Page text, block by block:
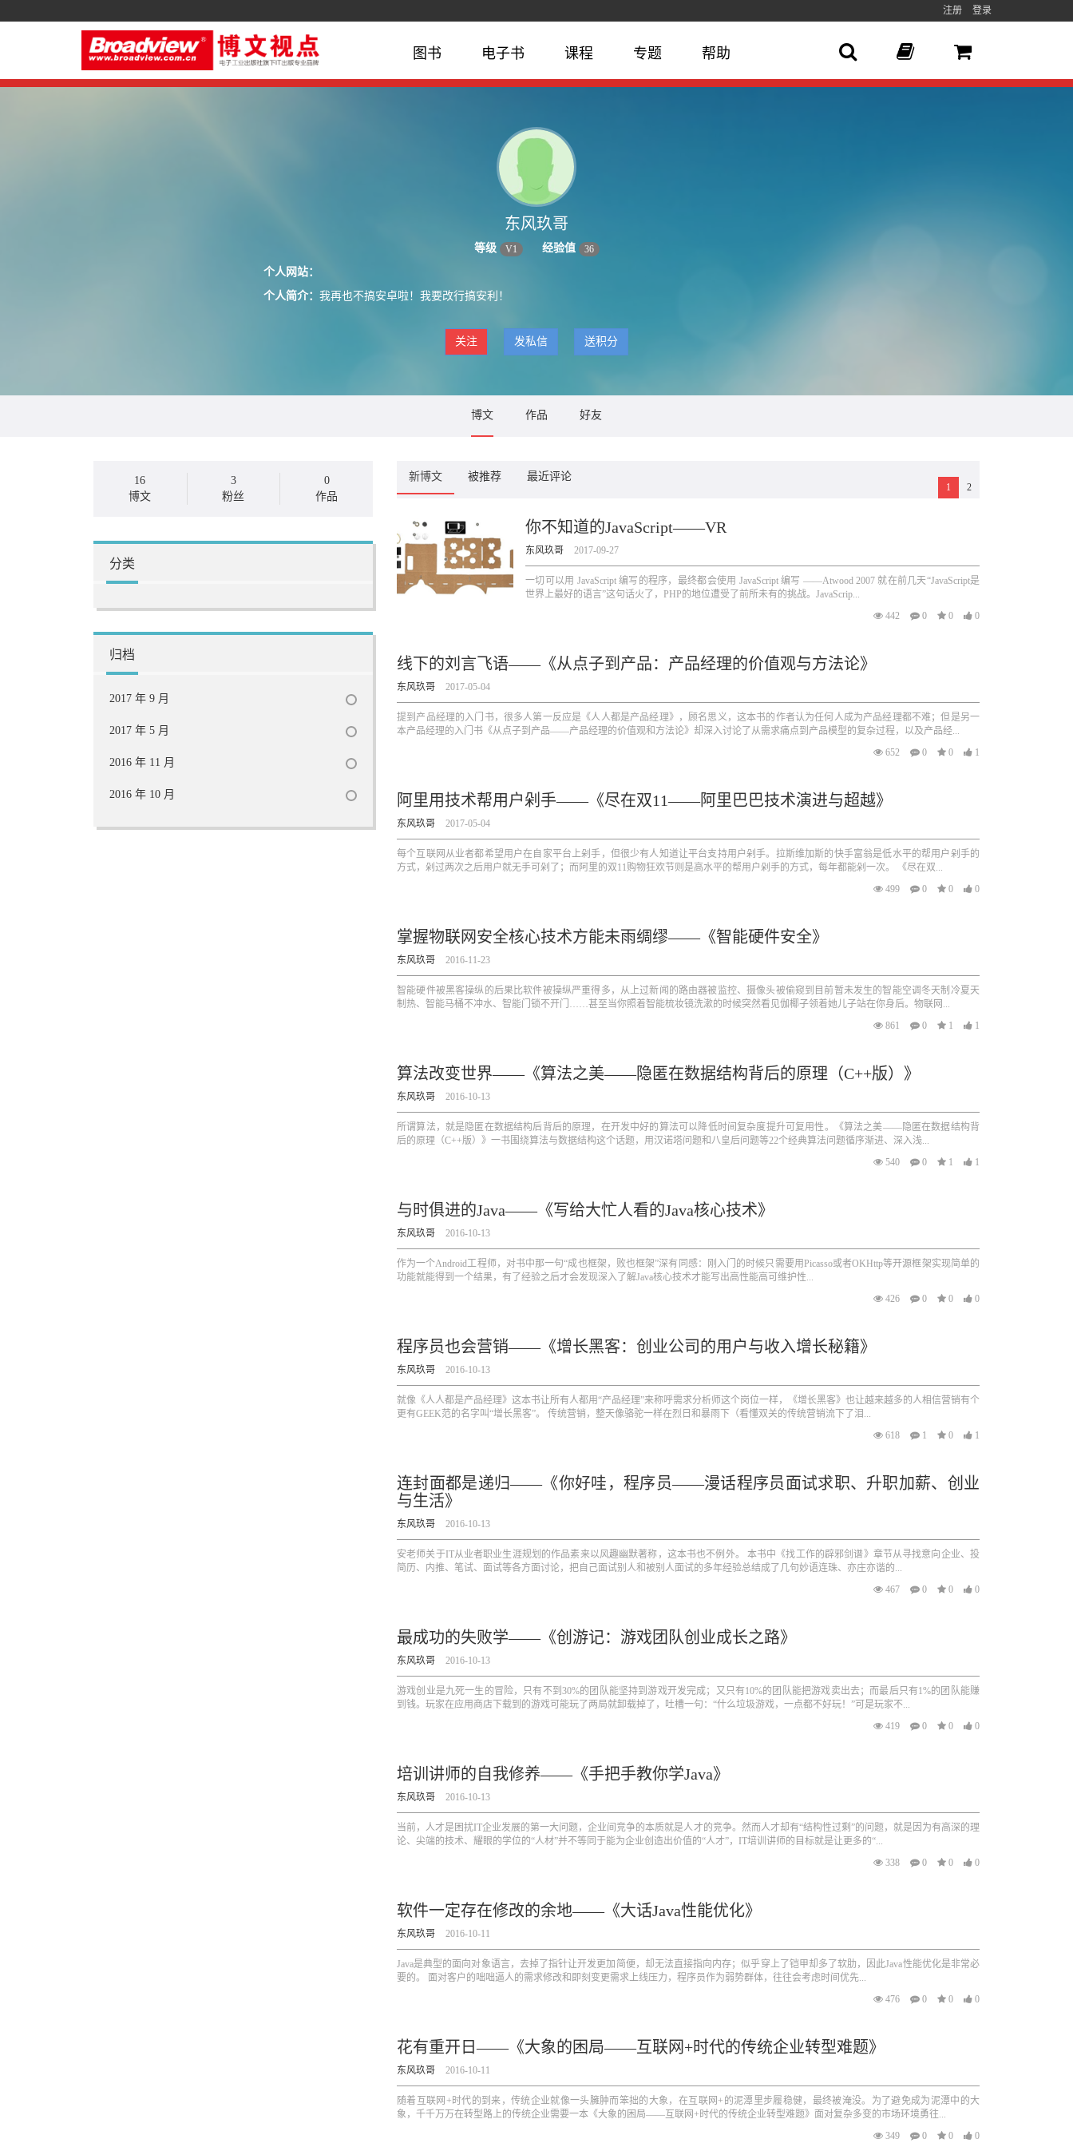
注册 登录
图书 电子书 课程 专题 帮助
东风玖哥
等级 V1 经验值 36
个人网站：
个人简介： 我再也不搞安卓啦！我要改行搞安利！
关注 发私信 送积分
博文 作品 好友
16
博文
3
粉丝
0
作品
分类
归档
2017 年 9 月
2017 年 5 月
2016 年 11 月
2016 年 10 月
新博文 被推荐 最近评论
1 2
你不知道的JavaScript——VR
东风玖哥 2017-09-27
一切可以用 JavaScript 编写的程序，最终都会使用 JavaScript 编写 ——Atwood 2007 就在前几天“JavaScript是
世界上最好的语言”这句话火了，PHP的地位遭受了前所未有的挑战。JavaScrip...
442
0 0 0
线下的刘言飞语——《从点子到产品：产品经理的价值观与方法论》
东风玖哥 2017-05-04
提到产品经理的入门书，很多人第一反应是《人人都是产品经理》，顾名思义，这本书的作者认为任何人成为产品经理都不难；但是另一
本产品经理的入门书《从点子到产品——产品经理的价值观和方法论》却深入讨论了从需求痛点到产品模型的复杂过程，以及产品经...
652
0 0 1
阿里用技术帮用户剁手——《尽在双11——阿里巴巴技术演进与超越》
东风玖哥 2017-05-04
每个互联网从业者都希望用户在自家平台上剁手，但很少有人知道让平台支持用户剁手。拉斯维加斯的快手富翁是低水平的帮用户剁手的
方式，剁过两次之后用户就无手可剁了；而阿里的双11购物狂欢节则是高水平的帮用户剁手的方式，每年都能剁一次。 《尽在双...
499
0 0 0
掌握物联网安全核心技术方能未雨绸缪——《智能硬件安全》
东风玖哥 2016-11-23
智能硬件被黑客操纵的后果比软件被操纵严重得多，从上过新闻的路由器被监控、摄像头被偷窥到目前暂未发生的智能空调冬天制冷夏天
制热、智能马桶不冲水、智能门锁不开门……甚至当你照着智能梳妆镜洗漱的时候突然看见伽椰子领着她儿子站在你身后。物联网...
861
0 1 1
算法改变世界——《算法之美——隐匿在数据结构背后的原理（C++版）》
东风玖哥 2016-10-13
所谓算法，就是隐匿在数据结构后背后的原理，在开发中好的算法可以降低时间复杂度提升可复用性。《算法之美——隐匿在数据结构背
后的原理（C++版）》一书围绕算法与数据结构这个话题，用汉诺塔问题和八皇后问题等22个经典算法问题循序渐进、深入浅...
540
0 1 1
与时俱进的Java——《写给大忙人看的Java核心技术》
东风玖哥 2016-10-13
作为一个Android工程师，对书中那一句“成也框架，败也框架”深有同感：刚入门的时候只需要用Picasso或者OKHttp等开源框架实现简单的
功能就能得到一个结果，有了经验之后才会发现深入了解Java核心技术才能写出高性能高可维护性...
426
0 0 0
程序员也会营销——《增长黑客：创业公司的用户与收入增长秘籍》
东风玖哥 2016-10-13
就像《人人都是产品经理》这本书让所有人都用“产品经理”来称呼需求分析师这个岗位一样，《增长黑客》也让越来越多的人相信营销有个
更有GEEK范的名字叫“增长黑客”。 传统营销，整天像骆驼一样在烈日和暴雨下（看懂双关的传统营销流下了泪...
618
1 0 1
连封面都是递归——《你好哇，程序员——漫话程序员面试求职、升职加薪、创业
与生活》
东风玖哥 2016-10-13
安老师关于IT从业者职业生涯规划的作品素来以风趣幽默著称，这本书也不例外。 本书中《找工作的辟邪剑谱》章节从寻找意向企业、投
简历、内推、笔试、面试等各方面讨论，把自己面试别人和被别人面试的多年经验总结成了几句妙语连珠、亦庄亦谐的...
467
0 0 0
最成功的失败学——《创游记：游戏团队创业成长之路》
东风玖哥 2016-10-13
游戏创业是九死一生的冒险，只有不到30%的团队能坚持到游戏开发完成；又只有10%的团队能把游戏卖出去；而最后只有1%的团队能赚
到钱。玩家在应用商店下载到的游戏可能玩了两局就卸载掉了，吐槽一句：“什么垃圾游戏，一点都不好玩！”可是玩家不...
419
0 0 0
培训讲师的自我修养——《手把手教你学Java》
东风玖哥 2016-10-13
当前，人才是困扰IT企业发展的第一大问题，企业间竞争的本质就是人才的竞争。然而人才却有“结构性过剩”的问题，就是因为有高深的理
论、尖端的技术、耀眼的学位的“人材”并不等同于能为企业创造出价值的“人才”，IT培训讲师的目标就是让更多的“...
338
0 0 0
软件一定存在修改的余地——《大话Java性能优化》
东风玖哥 2016-10-11
Java是典型的面向对象语言，去掉了指针让开发更加简便，却无法直接指向内存；似乎穿上了铠甲却多了软肋，因此Java性能优化是非常必
要的。 面对客户的咄咄逼人的需求修改和即刻变更需求上线压力，程序员作为弱势群体，往往会考虑时间优先...
476
0 0 0
花有重开日——《大象的困局——互联网+时代的传统企业转型难题》
东风玖哥 2016-10-11
随着互联网+时代的到来，传统企业就像一头臃肿而笨拙的大象，在互联网+的泥潭里步履稳健，最终被淹没。为了避免成为泥潭中的大
象，千千万万在转型路上的传统企业需要一本《大象的困局——互联网+时代的传统企业转型难题》面对复杂多变的市场环境勇往...
349
0 0 0